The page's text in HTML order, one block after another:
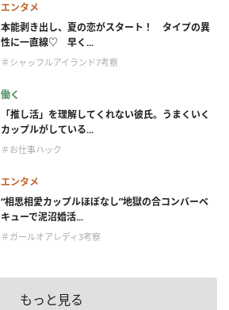
エンタメ
本能剥き出し、夏の恋がスタート！ タイプの異
性に一直線♡ 早く...
＃シャッフルアイランド7考察
働く
「推し活」を理解してくれない彼氏。うまくいく
カップルがしている...
＃お仕事ハック
エンタメ
“相思相愛カップルほぼなし”地獄の合コンバーベ
キューで泥沼婚活...
＃ガールオアレディ3考察
もっと見る